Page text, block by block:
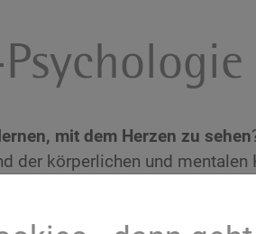
mit dem Herzen zu sehen
der körperlichen und
um
Menschen in